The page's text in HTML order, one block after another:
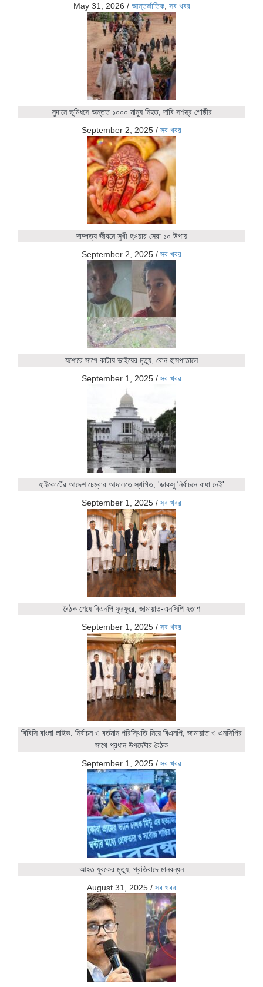
May 31, 2026 / আন্তর্জাতিক, সব খবর
সুদানে ভূমিধসে অন্তত ১০০০ মানুষ নিহত, দাবি সশস্ত্র গোষ্ঠীর
September 2, 2025 / সব খবর
দাম্পত্য জীবনে সুখী হওয়ার সেরা ১০ উপায়
September 2, 2025 / সব খবর
যশোরে সাপে কাটায় ভাইয়ের মৃত্যু, বোন হাসপাতালে
September 1, 2025 / সব খবর
হাইকোর্টের আদেশ চেম্বার আদালতে স্থগিত, 'ডাকসু নির্বাচনে বাধা নেই'
September 1, 2025 / সব খবর
বৈঠক শেষে বিএনপি ফুরফুরে, জামায়াত-এনসিপি হতাশ
September 1, 2025 / সব খবর
বিবিসি বাংলা লাইভ: নির্বাচন ও বর্তমান পরিস্থিতি নিয়ে বিএনপি, জামায়াত ও এনসিপির
সাথে প্রধান উপদেষ্টার বৈঠক
September 1, 2025 / সব খবর
আহত যুবকের মৃত্যু, প্রতিবাদে মানবন্ধন
August 31, 2025 / সব খবর